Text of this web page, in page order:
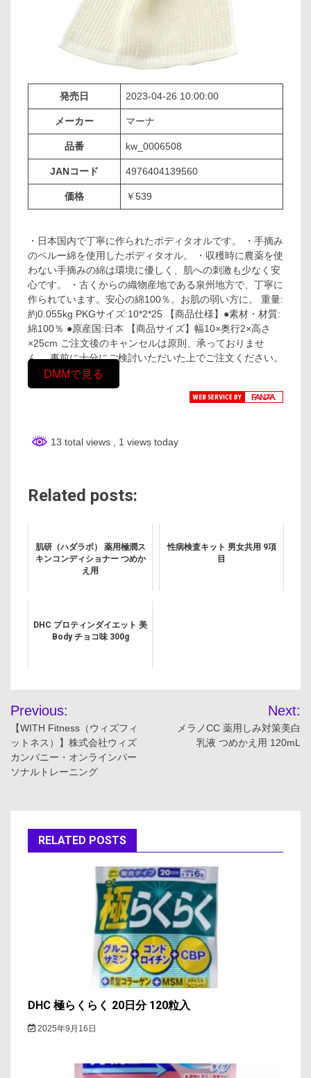
発売日 2023-04-26 10:00:00
メーカー マーナ
品番 kw_0006508
JANコード 4976404139560
価格 ￥539
・日本国内で丁寧に作られたボディタオルです。 ・手摘み
のペルー綿を使用したボディタオル。 ・収穫時に農薬を使
わない手摘みの綿は環境に優しく、肌への刺激も少なく安
心です。 ・古くからの織物産地である泉州地方で、丁寧に
作られています。安心の綿100％。お肌の弱い方に。 重量:
約0.055kg PKGサイズ:10*2*25 【商品仕様】●素材・材質:
綿100％ ●原産国:日本 【商品サイズ】幅10×奥行2×高さ
×25cm ご注文後のキャンセルは原則、承っておりませ
ん。 事前に十分にご検討いただいた上でご注文ください。
DMMで見る
13 total views , 1 views today
Related posts:
肌研（ハダラボ） 薬用極潤ス
キンコンディショナー つめか
え用
性病検査キット 男女共用 9項
目
DHC プロティンダイエット 美
Body チョコ味 300g
投
稿
ナ
ー
Previous:
【WITH Fitness（ウィズフィ
ットネス）】株式会社ウィズ
カンパニー・オンラインパー
ソナルトレーニング
Next:
メラノCC 薬用しみ対策美白
乳液 つめかえ用 120mL
RELATED POSTS
DHC 極らくらく 20日分 120粒入
2025年9月16日